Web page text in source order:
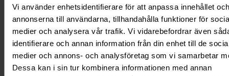
Vi använder enhetsidentifierare för att anpassa innehållet och
annonserna till användarna, tillhandahålla funktioner för
medier och analysera vår trafik. Vi vidarebefordrar även
identifierare och annan information från din enhet till de
medier och annons- och analysföretag som vi samarbetar
Dessa kan i sin tur kombinera informationen med annan